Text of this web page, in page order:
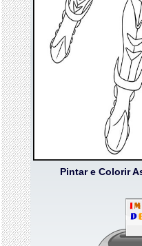
Pintar e Colorir